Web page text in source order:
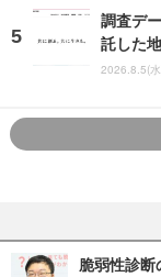
調査デ
託した
2026.8.5(
脆弱性診